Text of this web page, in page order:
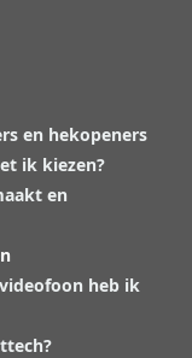
en hekopeners
ik kiezen?
en
heb ik